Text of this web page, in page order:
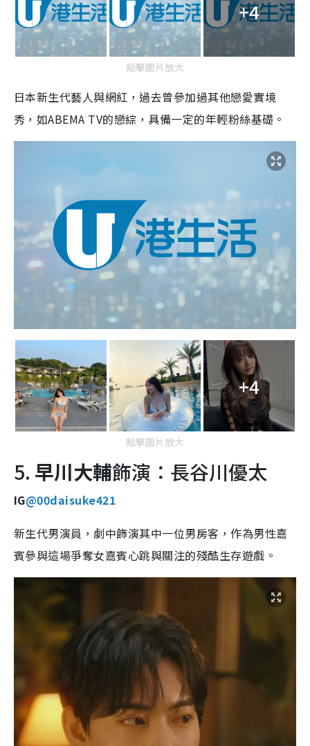
+4
點擊圖片放大
日本新生代藝人與網紅，過去曾參加過其他戀愛實境
秀，如ABEMA TV的戀綜，具備一定的年輕粉絲基礎。
+4
點擊圖片放大
5. 早川大輔飾演：長谷川優太
IG@00daisuke421
新生代男演員，劇中飾演其中一位男房客，作為男性嘉
賓參與這場爭奪女嘉賓心跳與關注的殘酷生存遊戲。